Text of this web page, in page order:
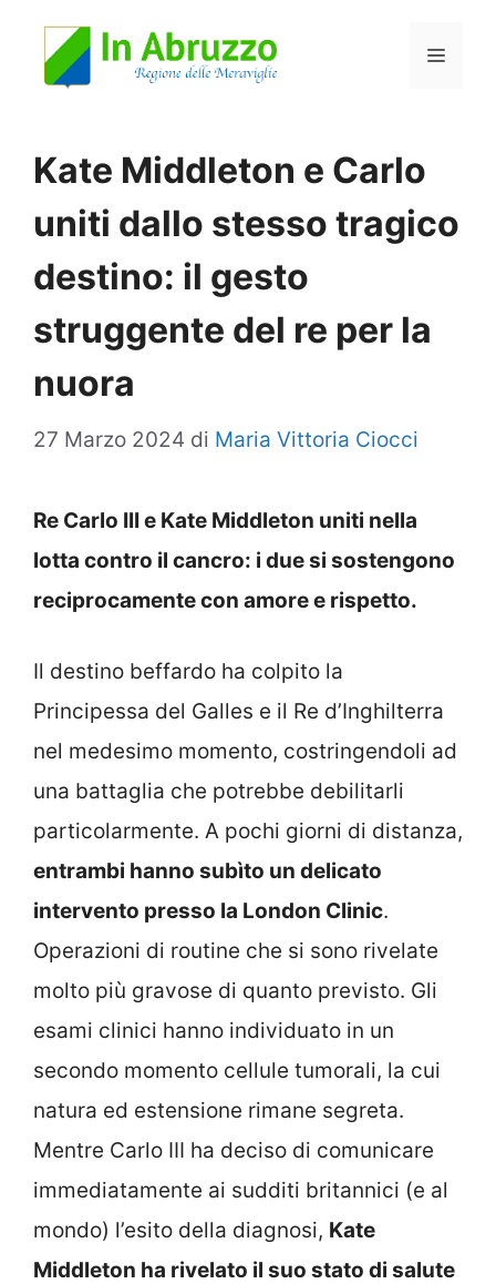
Menu
Kate Middleton e Carlo
uniti dallo stesso tragico
destino: il gesto
struggente del re per la
nuora
27 Marzo 2024 di Maria Vittoria Ciocci
Re Carlo III e Kate Middleton uniti nella
lotta contro il cancro: i due si sostengono
reciprocamente con amore e rispetto.
Il destino beffardo ha colpito la
Principessa del Galles e il Re d’Inghilterra
nel medesimo momento, costringendoli ad
una battaglia che potrebbe debilitarli
particolarmente. A pochi giorni di distanza,
entrambi hanno subìto un delicato
intervento presso la London Clinic.
Operazioni di routine che si sono rivelate
molto più gravose di quanto previsto. Gli
esami clinici hanno individuato in un
secondo momento cellule tumorali, la cui
natura ed estensione rimane segreta.
Mentre Carlo III ha deciso di comunicare
immediatamente ai sudditi britannici (e al
mondo) l’esito della diagnosi, Kate
Middleton ha rivelato il suo stato di salute